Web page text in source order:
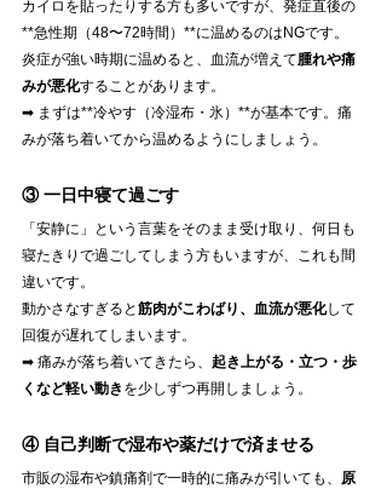
カイロを貼ったりする方も多いですが、発症直後の
**急性期（48〜72時間）**に温めるのはNGです。
炎症が強い時期に温めると、血流が増えて腫れや痛
みが悪化することがあります。
➡ まずは**冷やす（冷湿布・氷）**が基本です。痛
みが落ち着いてから温めるようにしましょう。
③ 一日中寝て過ごす
「安静に」という言葉をそのまま受け取り、何日も
寝たきりで過ごしてしまう方もいますが、これも間
違いです。
動かさなすぎると筋肉がこわばり、血流が悪化して
回復が遅れてしまいます。
➡ 痛みが落ち着いてきたら、 起き上がる・立つ・歩
くなど軽い動き を少しずつ再開しましょう。
④ 自己判断で湿布や薬だけで済ませる
市販の湿布や鎮痛剤で一時的に痛みが引いても、 原